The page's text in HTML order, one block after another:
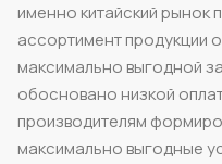
именно китайский рынок
ассортимент продукции
максимально выгодной
обосновано низкой
производителям
максимально выгодные